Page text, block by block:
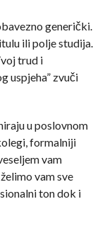
generički.
ili polje studija.
trud i
uspjeha” zvuči
u poslovnom
formalniji
vam
vam sve
ton dok i